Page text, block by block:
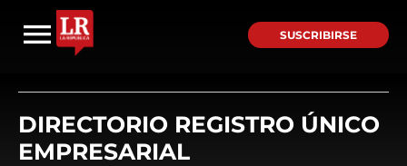
SUSCRIBIRSE
DIRECTORIO REGISTRO ÚNICO
EMPRESARIAL